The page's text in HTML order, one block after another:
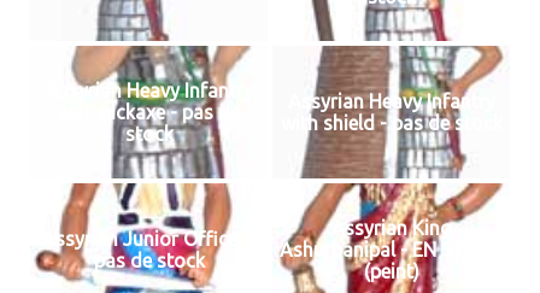
Assyrian Heavy Infantry
with pickaxe - pas de
stock
Assyrian Heavy Infantry
with shield - pas de stock
Assyrian Junior Officer -
pas de stock
Assyrian King
Ashurbanipal - EN STOCK
(peint)